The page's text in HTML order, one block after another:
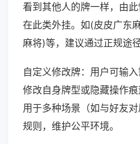
看到其他人的牌一样，由
在此类外挂。如(皮皮广东
麻将)等，建议通过正规途
自定义修改牌：用户可输入
修改自身牌型或隐藏操作
用于多种场景（如与好友
规则，维护公平环境。